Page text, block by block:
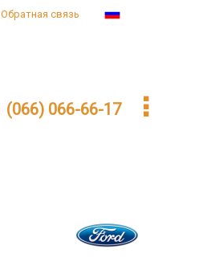
Обратная связь
(066) 066-66-17